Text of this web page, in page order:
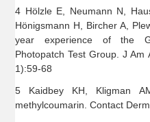
4 Hölzle E, Neumann N,
Hönigsmann H, Bircher A,
year experience of the
Photopatch Test Group. J
1):59-68
5 Kaidbey KH, Kligman
methylcoumarin. Contact